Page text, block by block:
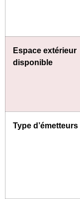
Espace extérieur
disponible
Type d’émetteurs